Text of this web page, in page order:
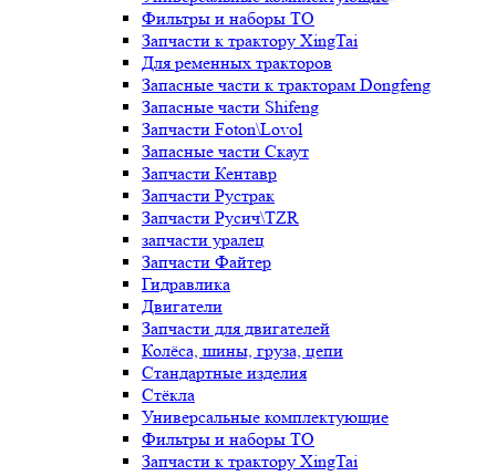
Фильтры и наборы ТО
Запчасти к трактору XingTai
Для ременных тракторов
Запасные части к тракторам Dongfeng
Запасные части Shifeng
Запчасти Foton\Lovol
Запасные части Скаут
Запчасти Кентавр
Запчасти Рустрак
Запчасти Русич\TZR
запчасти уралец
Запчасти Файтер
Гидравлика
Двигатели
Запчасти для двигателей
Колёса, шины, груза, цепи
Стандартные изделия
Стёкла
Универсальные комплектующие
Фильтры и наборы ТО
Запчасти к трактору XingTai